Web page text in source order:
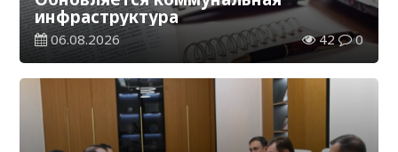
инфраструктура
06.08.2026 42 0